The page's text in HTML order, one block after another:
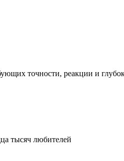
точности, реакции и
тысяч любителей